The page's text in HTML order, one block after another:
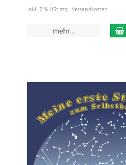
inkl. 7 % USt zzgl. Versandkosten
mehr...